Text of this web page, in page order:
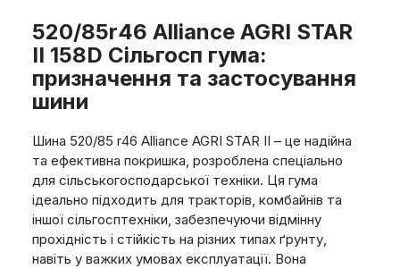
520/85r46 Alliance AGRI STAR
II 158D Сільгосп гума:
призначення та застосування
шини
Шина 520/85 r46 Alliance AGRI STAR II – це надійна
та ефективна покришка, розроблена спеціально
для сільськогосподарської техніки. Ця гума
ідеально підходить для тракторів, комбайнів та
іншої сільгосптехніки, забезпечуючи відмінну
прохідність і стійкість на різних типах ґрунту,
навіть у важких умовах експлуатації. Вона